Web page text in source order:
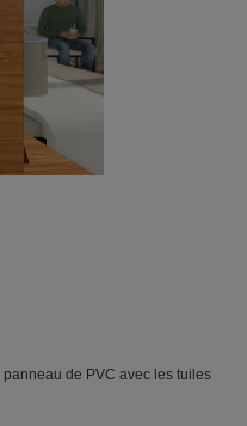
de PVC avec les tuiles